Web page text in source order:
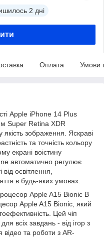
2 дні
Оплата Умови
Apple iPhone 14 Plus
Super Retina XDR
зображення. Яскраві
та точність кольору
екрані воістину
автоматично регулює
освітлення,
в будь-яких умовах.
Apple A15 Bionic В
Apple A15 Bionic, який
Цей чіп
всіх завдань - від ігор з
та роботи з AR-